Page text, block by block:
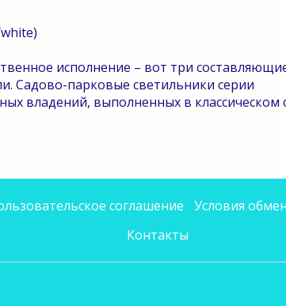
исполнение – вот три
Садово-парковые светильники серии
владений, выполненных в
соглашение Условия
Контакты